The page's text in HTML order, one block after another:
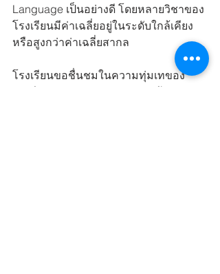
Language เป็นอย่างดี โดยหลายวิชาของ
โรงเรียนมีค่าเฉลี่ยอยู่ในระดับใกล้เคียง
หรือสูงกว่าค่าเฉลี่ยสากล
โรงเรียนขอชื่นชมในความทุ่มเทของ